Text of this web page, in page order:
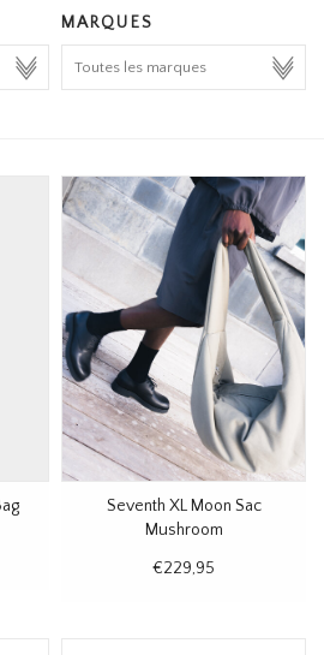
MARQUES
Seventh XL Moon Sac
Mushroom
€229,95